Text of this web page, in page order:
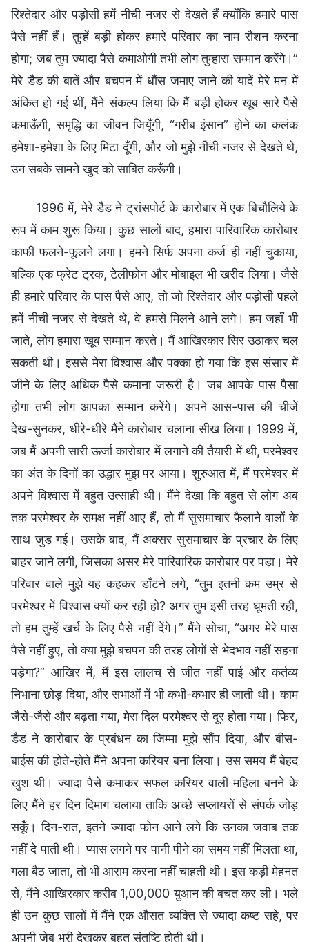
रिश्तेदार और पड़ोसी हमें नीची नजर से देखते हैं क्योंकि हमारे पास
पैसे नहीं हैं। तुम्हें बड़ी होकर हमारे परिवार का नाम रौशन करना
होगा; जब तुम ज्यादा पैसे कमाओगी तभी लोग तुम्हारा सम्मान करेंगे।”
मेरे डैड की बातें और बचपन में धौंस जमाए जाने की यादें मेरे मन में
अंकित हो गई थीं, मैंने संकल्प लिया कि मैं बड़ी होकर खूब सारे पैसे
कमाऊँगी, समृद्धि का जीवन जियूँगी, “गरीब इंसान” होने का कलंक
हमेशा-हमेशा के लिए मिटा दूँगी, और जो मुझे नीची नजर से देखते थे,
उन सबके सामने खुद को साबित करूँगी।
1996 में, मेरे डैड ने ट्रांसपोर्ट के कारोबार में एक बिचौलिये के
रूप में काम शुरू किया। कुछ सालों बाद, हमारा पारिवारिक कारोबार
काफी फलने-फूलने लगा। हमने सिर्फ अपना कर्ज ही नहीं चुकाया,
बल्कि एक फ्रेट ट्रक, टेलीफोन और मोबाइल भी खरीद लिया। जैसे
ही हमारे परिवार के पास पैसे आए, तो जो रिश्तेदार और पड़ोसी पहले
हमें नीची नजर से देखते थे, वे हमसे मिलने आने लगे। हम जहाँ भी
जाते, लोग हमारा खूब सम्मान करते। मैं आखिरकार सिर उठाकर चल
सकती थी। इससे मेरा विश्वास और पक्का हो गया कि इस संसार में
जीने के लिए अधिक पैसे कमाना जरूरी है। जब आपके पास पैसा
होगा तभी लोग आपका सम्मान करेंगे। अपने आस-पास की चीजें
देख-सुनकर, धीरे-धीरे मैंने कारोबार चलाना सीख लिया। 1999 में,
जब मैं अपनी सारी ऊर्जा कारोबार में लगाने की तैयारी में थी, परमेश्वर
का अंत के दिनों का उद्धार मुझ पर आया। शुरुआत में, मैं परमेश्वर में
अपने विश्वास में बहुत उत्साही थी। मैंने देखा कि बहुत से लोग अब
तक परमेश्वर के समक्ष नहीं आए हैं, तो मैं सुसमाचार फैलाने वालों के
साथ जुड़ गई। उसके बाद, मैं अक्सर सुसमाचार के प्रचार के लिए
बाहर जाने लगी, जिसका असर मेरे पारिवारिक कारोबार पर पड़ा। मेरे
परिवार वाले मुझे यह कहकर डाँटने लगे, “तुम इतनी कम उम्र से
परमेश्वर में विश्वास क्यों कर रही हो? अगर तुम इसी तरह घूमती रही,
तो हम तुम्हें खर्च के लिए पैसे नहीं देंगे।” मैंने सोचा, “अगर मेरे पास
पैसे नहीं हुए, तो क्या मुझे बचपन की तरह लोगों से भेदभाव नहीं सहना
पड़ेगा?” आखिर में, मैं इस लालच से जीत नहीं पाई और कर्तव्य
निभाना छोड़ दिया, और सभाओं में भी कभी-कभार ही जाती थी। काम
जैसे-जैसे और बढ़ता गया, मेरा दिल परमेश्वर से दूर होता गया। फिर,
डैड ने कारोबार के प्रबंधन का जिम्मा मुझे सौंप दिया, और बीस-
बाईस की होते-होते मैंने अपना करियर बना लिया। उस समय मैं बेहद
खुश थी। ज्यादा पैसे कमाकर सफल करियर वाली महिला बनने के
लिए मैंने हर दिन दिमाग चलाया ताकि अच्छे सप्लायरों से संपर्क जोड़
सकूँ। दिन-रात, इतने ज्यादा फोन आने लगे कि उनका जवाब तक
नहीं दे पाती थी। प्यास लगने पर पानी पीने का समय नहीं मिलता था,
गला बैठ जाता, तो भी आराम करना नहीं चाहती थी। इस कड़ी मेहनत
से, मैंने आखिरकार करीब 1,00,000 युआन की बचत कर ली। भले
ही उन कुछ सालों में मैंने एक औसत व्यक्ति से ज्यादा कष्ट सहे, पर
अपनी जेब भरी देखकर बहुत संतुष्टि होती थी।